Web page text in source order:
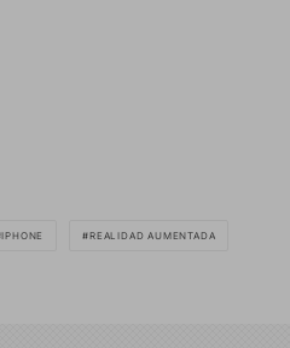
IPHONE REALIDAD AUMENTADA